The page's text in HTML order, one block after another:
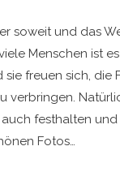
soweit und das
Menschen ist
sie freuen sich, die
verbringen.
festhalten
Fotos…